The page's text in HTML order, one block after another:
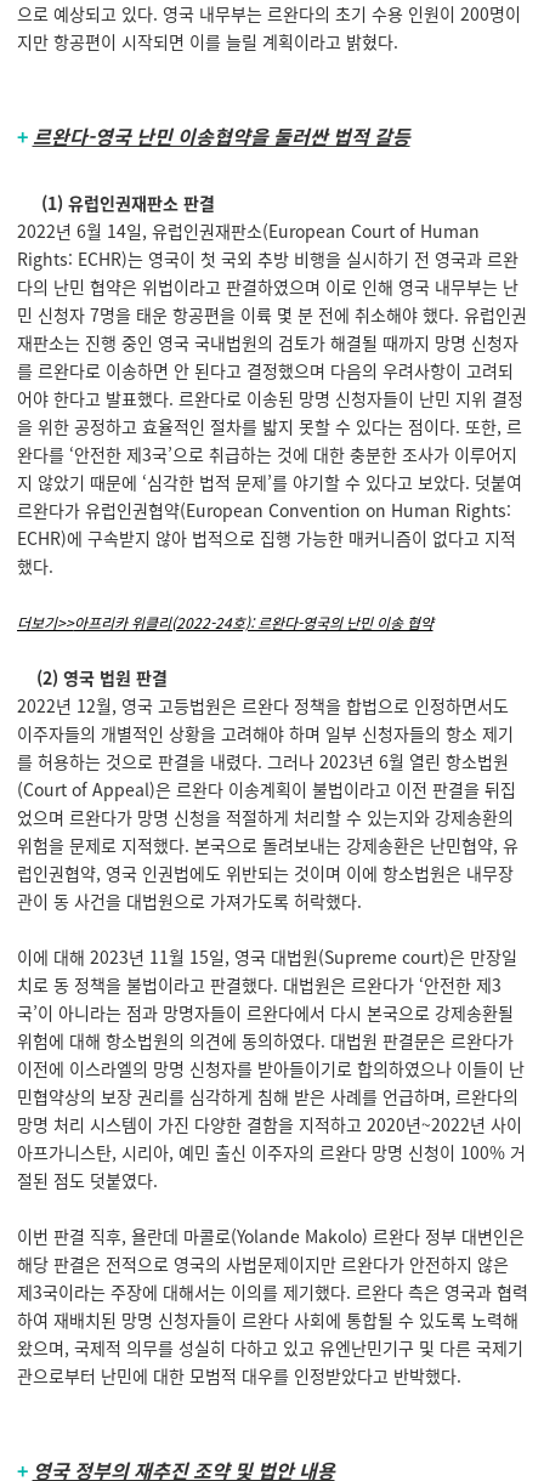
으로 예상되고 있다. 영국 내무부는 르완다의 초기 수용 인원이 200명이
지만 항공편이 시작되면 이를 늘릴 계획이라고 밝혔다.
+르완다-영국 난민 이송협약을 둘러싼 법적 갈등
(1) 유럽인권재판소 판결
2022년 6월 14일, 유럽인권재판소(European Court of Human
Rights: ECHR)는 영국이 첫 국외 추방 비행을 실시하기 전 영국과 르완
다의 난민 협약은 위법이라고 판결하였으며 이로 인해 영국 내무부는 난
민 신청자 7명을 태운 항공편을 이륙 몇 분 전에 취소해야 했다. 유럽인권
재판소는 진행 중인 영국 국내법원의 검토가 해결될 때까지 망명 신청자
를 르완다로 이송하면 안 된다고 결정했으며 다음의 우려사항이 고려되
어야 한다고 발표했다. 르완다로 이송된 망명 신청자들이 난민 지위 결정
을 위한 공정하고 효율적인 절차를 밟지 못할 수 있다는 점이다. 또한, 르
완다를 ‘안전한 제3국’으로 취급하는 것에 대한 충분한 조사가 이루어지
지 않았기 때문에 ‘심각한 법적 문제’를 야기할 수 있다고 보았다. 덧붙여
르완다가 유럽인권협약(European Convention on Human Rights:
ECHR)에 구속받지 않아 법적으로 집행 가능한 매커니즘이 없다고 지적
했다.
더보기>>아프리카 위클리(2022-24호): 르완다-영국의 난민 이송 협약
(2) 영국 법원 판결
2022년 12월, 영국 고등법원은 르완다 정책을 합법으로 인정하면서도
이주자들의 개별적인 상황을 고려해야 하며 일부 신청자들의 항소 제기
를 허용하는 것으로 판결을 내렸다. 그러나 2023년 6월 열린 항소법원
(Court of Appeal)은 르완다 이송계획이 불법이라고 이전 판결을 뒤집
었으며 르완다가 망명 신청을 적절하게 처리할 수 있는지와 강제송환의
위험을 문제로 지적했다. 본국으로 돌려보내는 강제송환은 난민협약, 유
럽인권협약, 영국 인권법에도 위반되는 것이며 이에 항소법원은 내무장
관이 동 사건을 대법원으로 가져가도록 허락했다.
이에 대해 2023년 11월 15일, 영국 대법원(Supreme court)은 만장일
치로 동 정책을 불법이라고 판결했다. 대법원은 르완다가 ‘안전한 제3
국’이 아니라는 점과 망명자들이 르완다에서 다시 본국으로 강제송환될
위험에 대해 항소법원의 의견에 동의하였다. 대법원 판결문은 르완다가
이전에 이스라엘의 망명 신청자를 받아들이기로 합의하였으나 이들이 난
민협약상의 보장 권리를 심각하게 침해 받은 사례를 언급하며, 르완다의
망명 처리 시스템이 가진 다양한 결함을 지적하고 2020년~2022년 사이
아프가니스탄, 시리아, 예민 출신 이주자의 르완다 망명 신청이 100% 거
절된 점도 덧붙였다.
이번 판결 직후, 욜란데 마콜로(Yolande Makolo) 르완다 정부 대변인은
해당 판결은 전적으로 영국의 사법문제이지만 르완다가 안전하지 않은
제3국이라는 주장에 대해서는 이의를 제기했다. 르완다 측은 영국과 협력
하여 재배치된 망명 신청자들이 르완다 사회에 통합될 수 있도록 노력해
왔으며, 국제적 의무를 성실히 다하고 있고 유엔난민기구 및 다른 국제기
관으로부터 난민에 대한 모범적 대우를 인정받았다고 반박했다.
+ 영국 정부의 재추진 조약 및 법안 내용